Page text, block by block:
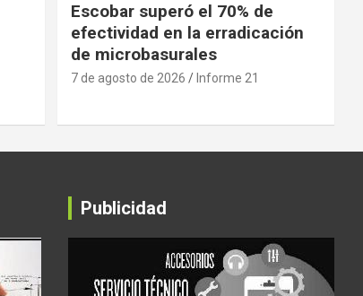
Escobar superó el 70% de
efectividad en la erradicación
de microbasurales
7 de agosto de 2026 Informe 21
Publicidad